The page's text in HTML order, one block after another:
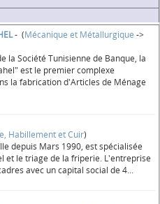
- (Mécanique et Métallurgique ->
la Société Tunisienne de Banque, la
est le premier complexe
la fabrication d'Articles de Ménage
Habillement et Cuir)
depuis Mars 1990, est spécialisée
et le triage de la friperie. L'entreprise
avec un capital social de 4...